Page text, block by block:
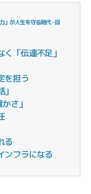
」が人生を守る時代 -目
「伝達不足」
を担う
さ」
る
ンフラになる